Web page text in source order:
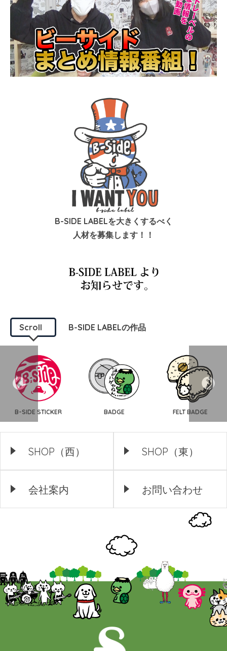
B-SIDE LABELを大きくするべく
人材を募集します！！
Scroll B-SIDE LABELの作品
B-SIDE STICKER BADGE FELT BADGE
SHOP（西） SHOP（東）
会社案内 お問い合わせ